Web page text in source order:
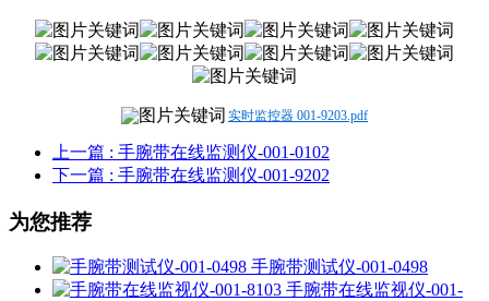
实时监控器 001-9203.pdf
上一篇 : 手腕带在线监测仪-001-0102
下一篇 : 手腕带在线监测仪-001-9202
为您推荐
手腕带测试仪-001-0498
手腕带在线监视仪-001-